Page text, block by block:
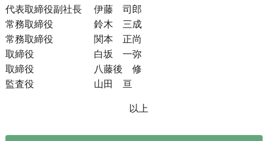
代表取締役副社長 伊藤 司郎
常務取締役 鈴木 三成
常務取締役 関本 正尚
取締役 白坂 一弥
取締役 八藤後 修
監査役 山田 亘
以上